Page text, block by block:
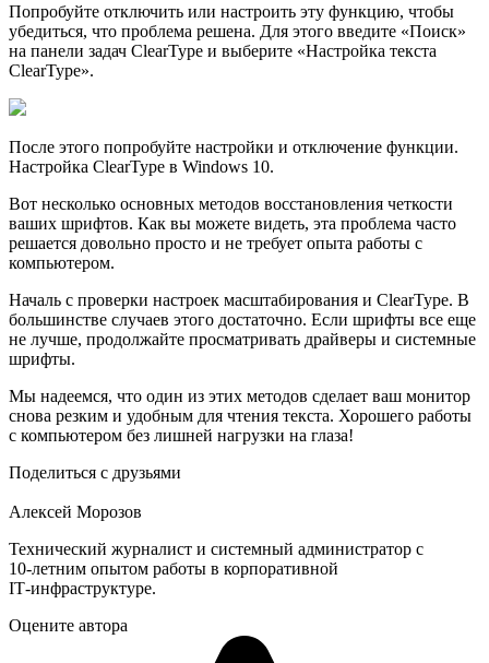
Попробуйте отключить или настроить эту функцию, чтобы
убедиться, что проблема решена. Для этого введите «Поиск»
на панели задач ClearType и выберите «Настройка текста
ClearType».
После этого попробуйте настройки и отключение функции.
Настройка ClearType в Windows 10.
Вот несколько основных методов восстановления четкости
ваших шрифтов. Как вы можете видеть, эта проблема часто
решается довольно просто и не требует опыта работы с
компьютером.
Началь с проверки настроек масштабирования и ClearType. В
большинстве случаев этого достаточно. Если шрифты все еще
не лучше, продолжайте просматривать драйверы и системные
шрифты.
Мы надеемся, что один из этих методов сделает ваш монитор
снова резким и удобным для чтения текста. Хорошего работы
с компьютером без лишней нагрузки на глаза!
Поделиться с друзьями
Алексей Морозов
Технический журналист и системный администратор с
10‑летним опытом работы в корпоративной
IT‑инфраструктуре.
Оцените автора